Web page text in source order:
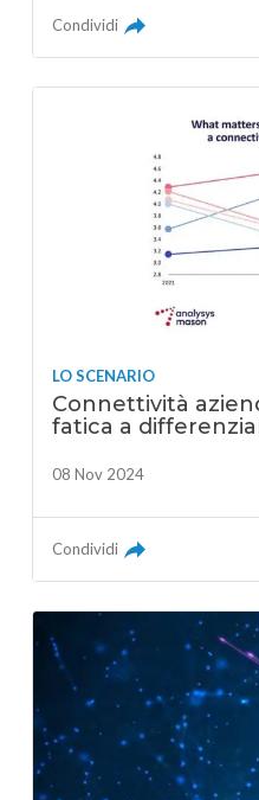
Condividi
LO SCENARIO
Connettività
fatica a
08 Nov 2024
Condividi